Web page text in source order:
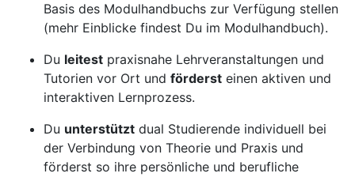
Basis des Modulhandbuchs zur Verfügung stellen
(mehr Einblicke findest Du im Modulhandbuch).
Du leitest praxisnahe Lehrveranstaltungen und
Tutorien vor Ort und förderst einen aktiven und
interaktiven Lernprozess.
Du unterstützt dual Studierende individuell bei
der Verbindung von Theorie und Praxis und
förderst so ihre persönliche und berufliche